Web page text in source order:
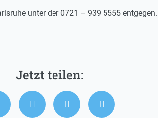
unter der 0721 – 939 5555 entgegen.